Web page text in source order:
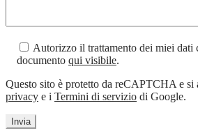
Autorizzo il trattamento dei miei dati
documento qui visibile.
Questo sito è protetto da reCAPTCHA e si
privacy e i Termini di servizio di Google.